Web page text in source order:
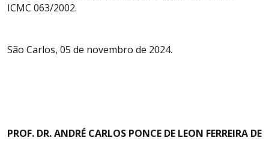
ICMC 063/2002.
São Carlos, 05 de novembro de 2024.
PROF. DR. ANDRÉ CARLOS PONCE DE LEON FERREIRA DE